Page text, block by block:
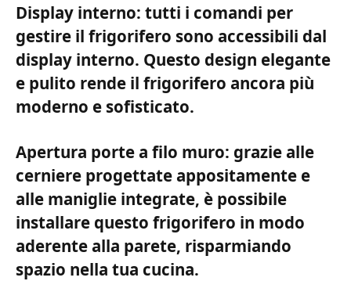
Display interno: tutti i comandi per
gestire il frigorifero sono accessibili dal
display interno. Questo design elegante
e pulito rende il frigorifero ancora più
moderno e sofisticato.
Apertura porte a filo muro: grazie alle
cerniere progettate appositamente e
alle maniglie integrate, è possibile
installare questo frigorifero in modo
aderente alla parete, risparmiando
spazio nella tua cucina.